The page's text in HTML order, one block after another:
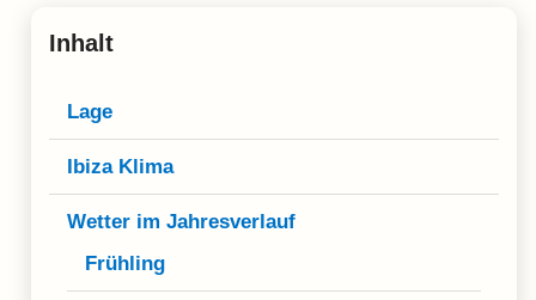
Inhalt
Lage
Ibiza Klima
Wetter im Jahresverlauf
Frühling